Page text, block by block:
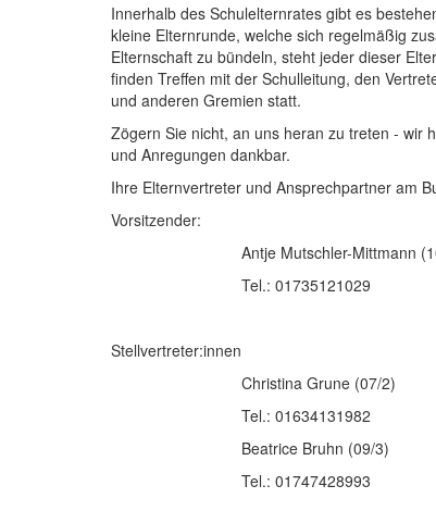
Innerhalb des Schulelternrates gibt es
kleine Elternrunde, welche sich regelmäßig
Elternschaft zu bündeln, steht jeder dieser
finden Treffen mit der Schulleitung, den
und anderen Gremien statt.
Zögern Sie nicht, an uns heran zu treten - wir
und Anregungen dankbar.
Ihre Elternvertreter und Ansprechpartner am
Vorsitzender:
Antje Mutschler-Mittmann
Tel.: 01735121029
Stellvertreter:innen
Christina Grune (07/2)
Tel.: 01634131982
Beatrice Bruhn (09/3)
Tel.: 01747428993